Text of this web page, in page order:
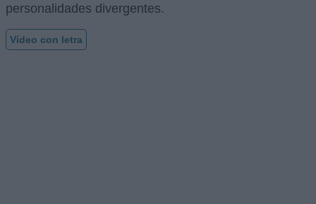
personalidades divergentes.
Vídeo con letra